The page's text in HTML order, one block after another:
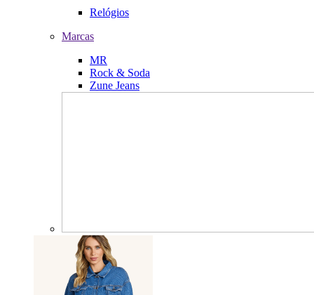
Relógios
Marcas
MR
Rock & Soda
Zune Jeans